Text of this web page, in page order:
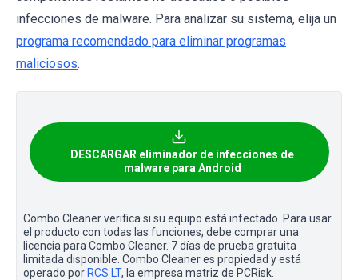
infecciones de malware. Para analizar su sistema, elija un
programa recomendado para eliminar programas
maliciosos.
DESCARGAR eliminador de infecciones de
malware para Android
Combo Cleaner verifica si su equipo está infectado. Para usar
el producto con todas las funciones, debe comprar una
licencia para Combo Cleaner. 7 días de prueba gratuita
limitada disponible. Combo Cleaner es propiedad y está
operado por RCS LT, la empresa matriz de PCRisk.